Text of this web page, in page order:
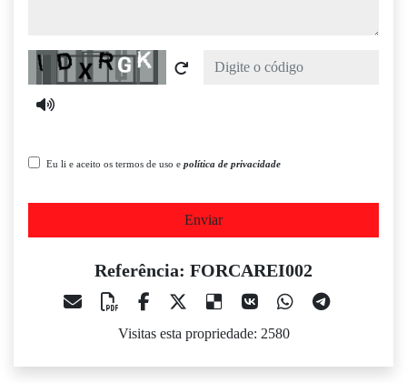
Captcha
Eu li e aceito os termos de uso e política de privacidade
Enviar
Referência: FORCAREI002
Visitas esta propriedade: 2580